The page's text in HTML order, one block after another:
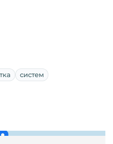
систем